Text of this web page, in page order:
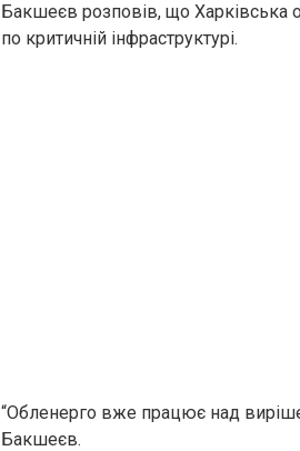
Бакшеєв розповів, що Харківська
по критичній інфраструктурі.
“Обленерго вже працює над
Бакшеєв.